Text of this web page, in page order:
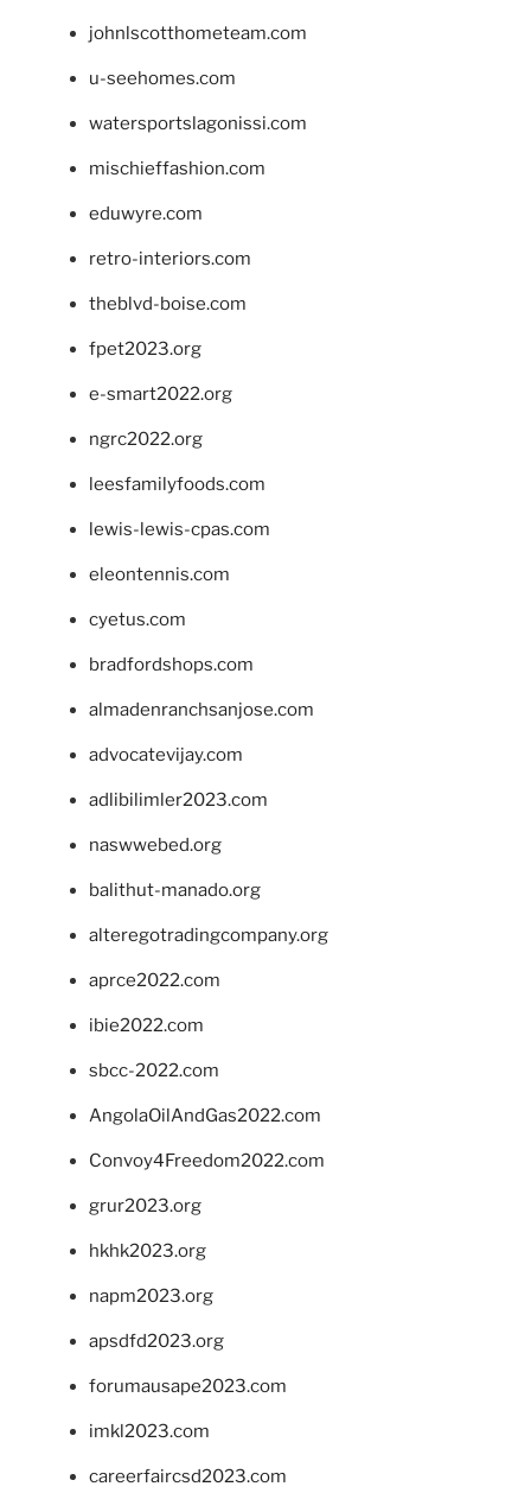
johnlscotthometeam.com
u-seehomes.com
watersportslagonissi.com
mischieffashion.com
eduwyre.com
retro-interiors.com
theblvd-boise.com
fpet2023.org
e-smart2022.org
ngrc2022.org
leesfamilyfoods.com
lewis-lewis-cpas.com
eleontennis.com
cyetus.com
bradfordshops.com
almadenranchsanjose.com
advocatevijay.com
adlibilimler2023.com
naswwebed.org
balithut-manado.org
alteregotradingcompany.org
aprce2022.com
ibie2022.com
sbcc-2022.com
AngolaOilAndGas2022.com
Convoy4Freedom2022.com
grur2023.org
hkhk2023.org
napm2023.org
apsdfd2023.org
forumausape2023.com
imkl2023.com
careerfaircsd2023.com